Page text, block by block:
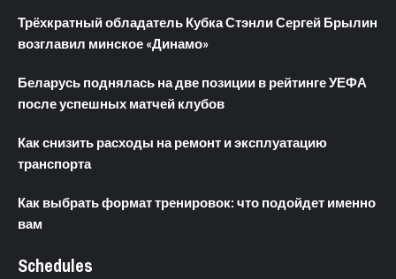
Трёхкратный обладатель Кубка Стэнли Сергей Брылин
возглавил минское «Динамо»
Беларусь поднялась на две позиции в рейтинге УЕФА
после успешных матчей клубов
Как снизить расходы на ремонт и эксплуатацию
транспорта
Как выбрать формат тренировок: что подойдет именно
вам
Schedules